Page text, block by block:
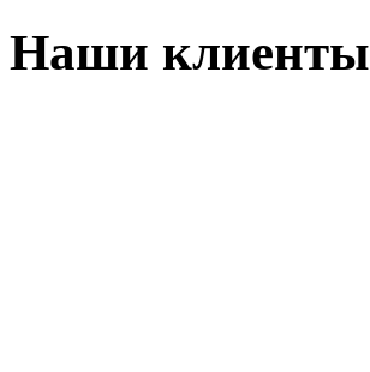
Наши клиенты